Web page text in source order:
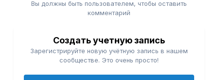
Вы должны быть пользователем, чтобы оставить
комментарий
Создать учетную запись
Зарегистрируйте новую учётную запись в нашем
сообществе. Это очень просто!